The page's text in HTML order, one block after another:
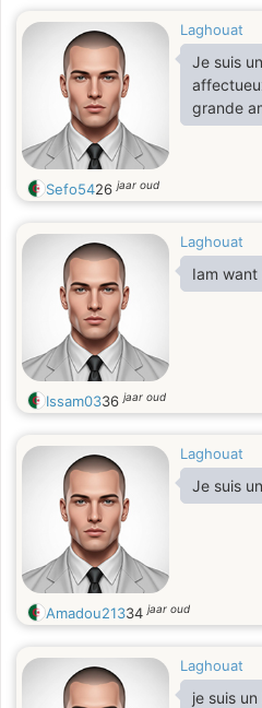
Laghouat
Je suis
grande
Sefo5426jaar oud
Laghouat
Iam
Issam0336jaar oud
Laghouat
Je suis
Amadou21334jaar oud
Laghouat
je suis